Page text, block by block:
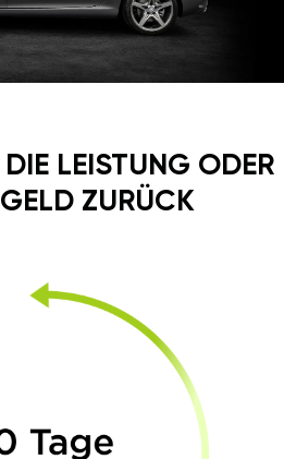
LEISTUNG ODER
ZURÜCK